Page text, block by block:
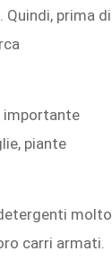
prima di
importante
piante
molto
carri armati.